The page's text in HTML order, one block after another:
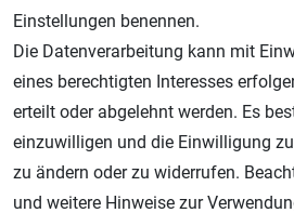
Airbrush-City
Fachhandel für: Airbrushpistolen,
Modellbau-City
Modellbau Shop
Plotter-City
Schneideplotter, Transferpressen,
Einstellungen benennen.
Die Datenverarbeitung kann mit
eines berechtigten Interesses
erteilt oder abgelehnt werden. Es
einzuwilligen und die Einwilligung
zu ändern oder zu widerrufen.
und weitere Hinweise zur